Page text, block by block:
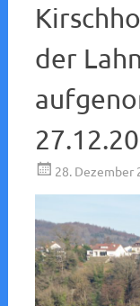
der
28. Dezember